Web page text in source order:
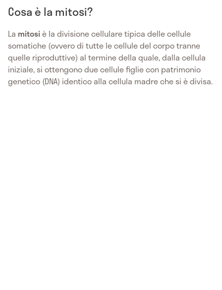
Cosa è la mitosi?
La mitosiè la divisione cellulare tipica delle cellule
somatiche (ovvero di tutte le cellule del corpo tranne
quelle riproduttive) al termine della quale, dalla cellula
iniziale, si ottengono due cellule figlie con patrimonio
genetico (DNA) identico alla cellula madre che si è divisa.